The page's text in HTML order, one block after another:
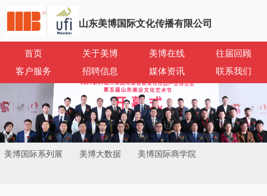
山东美博国际文化传播有限公司
首页 关于美博 美博在线
往届回顾
客户服务
招聘信息 媒体资讯 联系我们
美博国际系列展 美博大数据 美博国际商学院